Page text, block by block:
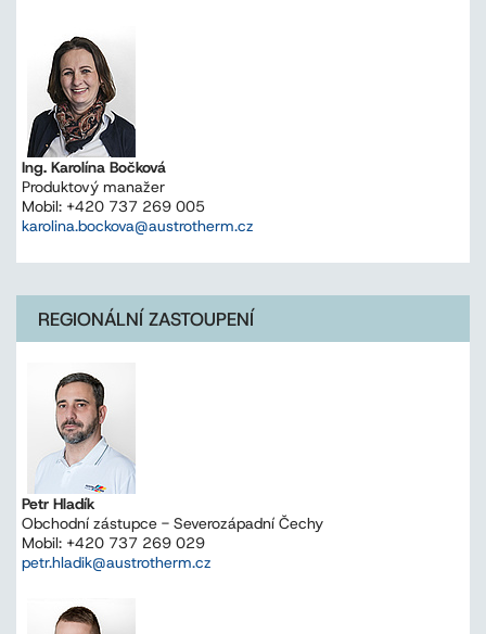
Ing. Karolína Bočková
Produktový manažer
Mobil: +420 737 269 005
karolina.bockova@austrotherm.cz
REGIONÁLNÍ ZASTOUPENÍ
Petr Hladík
Obchodní zástupce - Severozápadní Čechy
Mobil: +420 737 269 029
petr.hladik@austrotherm.cz